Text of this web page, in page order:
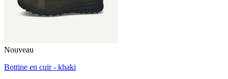
Nouveau
Bottine en cuir - khaki